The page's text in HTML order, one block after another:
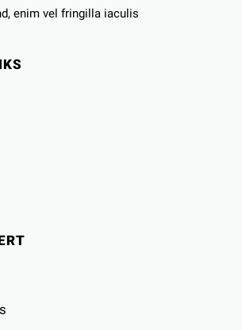
enim vel fringilla iaculis